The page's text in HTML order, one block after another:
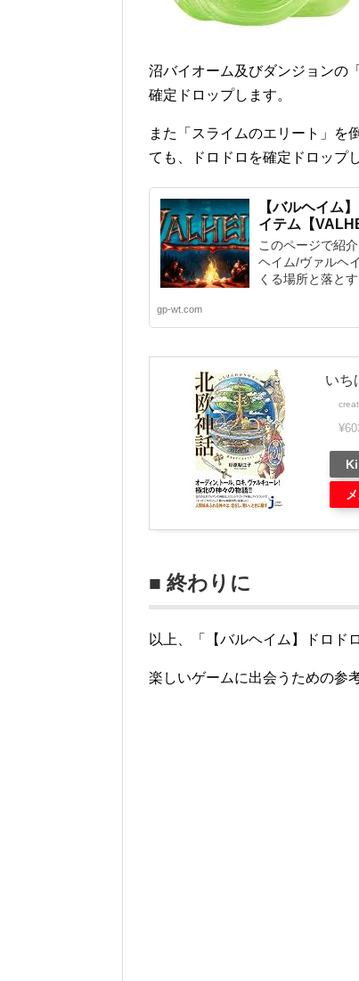
沼バイオーム及びダンジョンの
確定ドロップします。
また「スライムのエリート」を
ても、ドロドロを確定ドロップ
【バルヘイム
イテム【
このページで紹
ヘイム/ヴァルヘ
くる場所と落と
gp-wt.com
いち
■ 終わりに
以上、「【バルヘイム】ドロド
楽しいゲームに出会うための参